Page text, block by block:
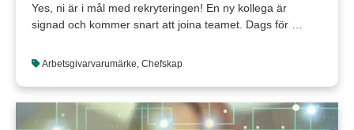
Yes, ni är i mål med rekryteringen! En ny kollega är
signad och kommer snart att joina teamet. Dags för …
Arbetsgivarvarumärke, Chefskap